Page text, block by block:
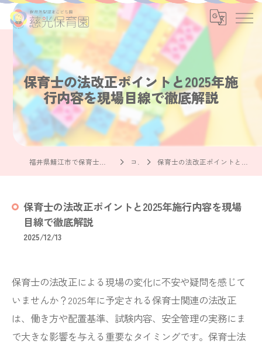
保育士の法改正ポイントと2025年施
行内容を現場目線で徹底解説
コラム 保育士の法改正ポイントと2025年施行内容を現場目線で徹底解説
保育士の法改正ポイントと2025年施行内容を現場
目線で徹底解説
2025/12/13
保育士の法改正による現場の変化に不安や疑問を感じて
いませんか？2025年に予定される保育士関連の法改正
は、働き方や配置基準、試験内容、安全管理の実務にま
で大きな影響を与える重要なタイミングです。保育士法